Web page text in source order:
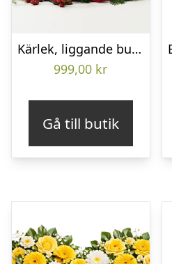
Kärlek, liggande bukett
999,00 kr
Gå till butik